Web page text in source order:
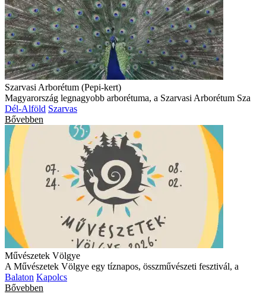
Szarvasi Arborétum (Pepi-kert)
Magyarország legnagyobb arborétuma, a Szarvasi Arborétum Sza
Dél-Alföld Szarvas
Bővebben
Művészetek Völgye
A Művészetek Völgye egy tíznapos, összművészeti fesztivál, a
Balaton Kapolcs
Bővebben